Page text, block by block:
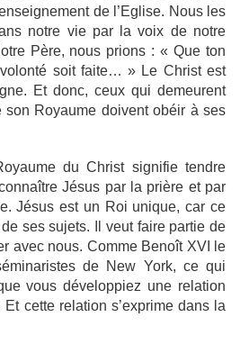
de l’Eglise. Nous les
notre vie par la voix de notre
Père, nous prions : « Que ton
soit faite… » Le Christ est
Et donc, ceux qui demeurent
son Royaume doivent obéir à ses
du Christ signifie tendre
Jésus par la prière et par
Jésus est un Roi unique, car ce
de ses sujets. Il veut faire partie de
avec nous. Comme Benoît XVI le
de New York, ce qui
vous développiez une relation
cette relation s’exprime dans la